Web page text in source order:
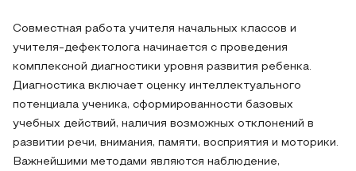
Совместная работа учителя начальных классов и
учителя-дефектолога начинается с проведения
комплексной диагностики уровня развития ребенка.
Диагностика включает оценку интеллектуального
потенциала ученика, сформированности базовых
учебных действий, наличия возможных отклонений в
развитии речи, внимания, памяти, восприятия и моторики.
Важнейшими методами являются наблюдение,